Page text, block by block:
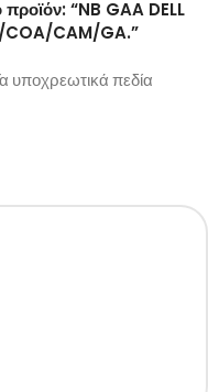
“NB GAA DELL
COA/CAM/GA.”
υποχρεωτικά πεδία